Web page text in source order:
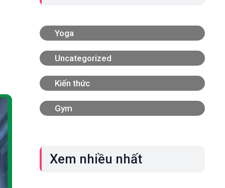
Yoga
Uncategorized
Kiến thức
Gym
Xem nhiều nhất